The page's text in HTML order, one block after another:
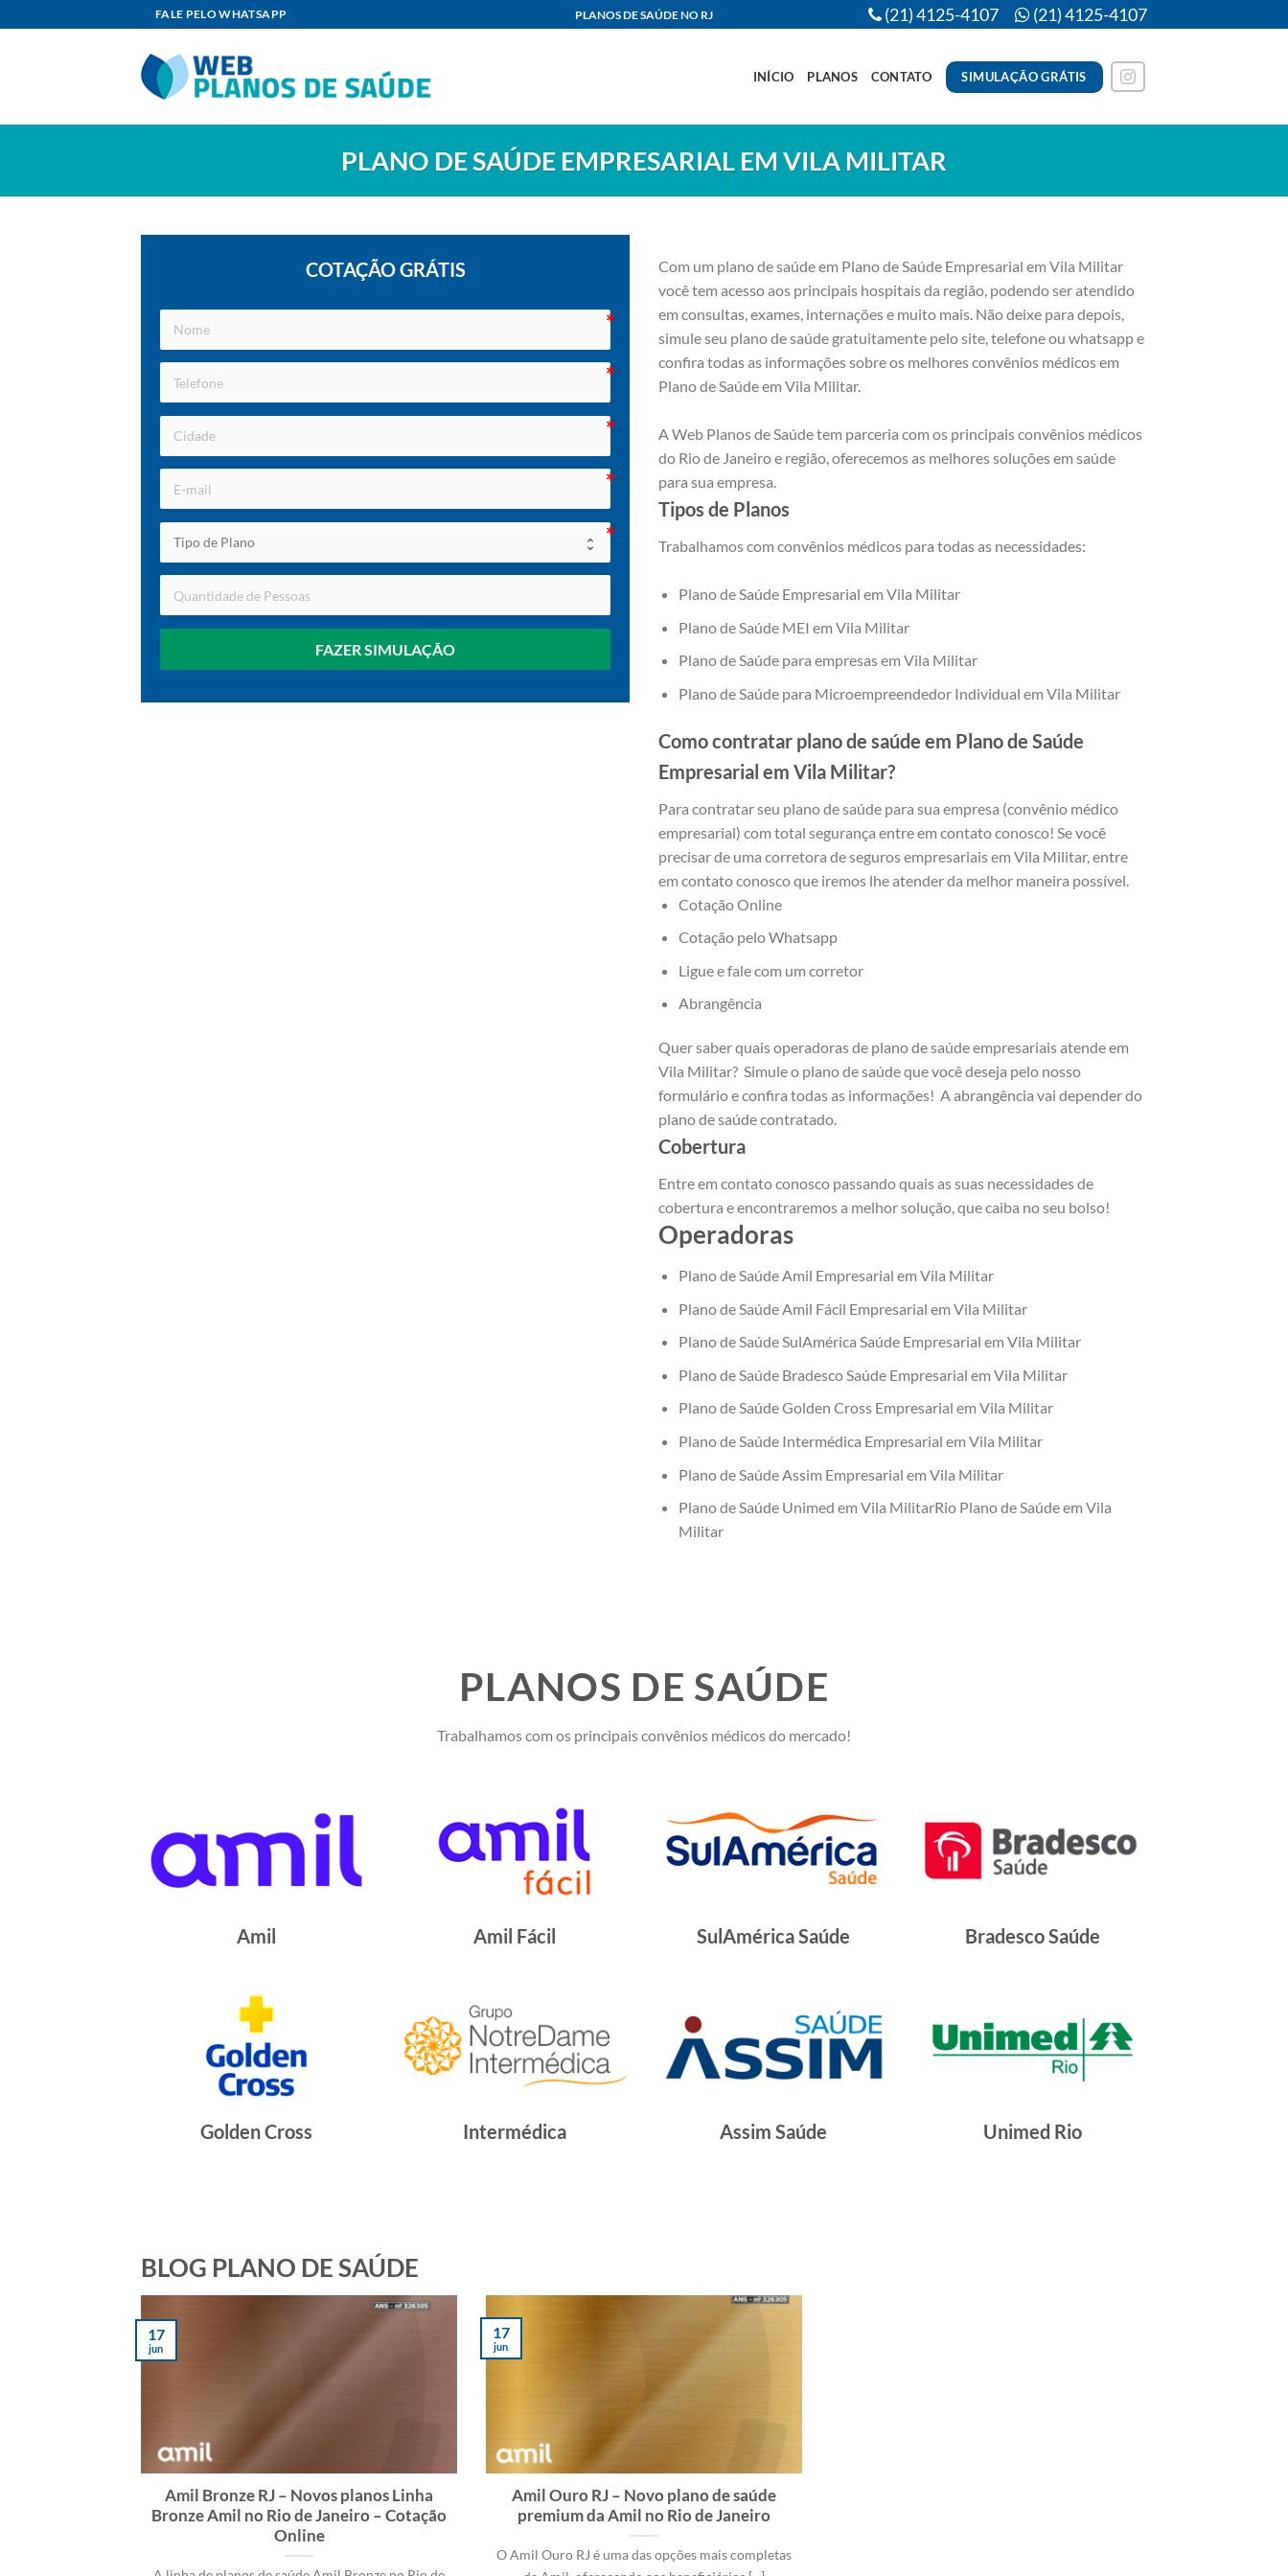
FALE PELO WHATSAPP PLANOS DE SAÚDE NO RJ (21) 4125-4107 (21) 4125-4107
INÍCIO PLANOS CONTATO SIMULAÇÃO GRÁTIS
PLANO DE SAÚDE EMPRESARIAL EM VILA MILITAR
COTAÇÃO GRÁTIS
FAZER SIMULAÇÃO
Com um plano de saúde em Plano de Saúde Empresarial em Vila Militar
você tem acesso aos principais hospitais da região, podendo ser atendido
em consultas, exames, internações e muito mais. Não deixe para depois,
simule seu plano de saúde gratuitamente pelo site, telefone ou whatsapp e
confira todas as informações sobre os melhores convênios médicos em
Plano de Saúde em Vila Militar.
A Web Planos de Saúde tem parceria com os principais convênios médicos
do Rio de Janeiro e região, oferecemos as melhores soluções em saúde
para sua empresa.
Tipos de Planos
Trabalhamos com convênios médicos para todas as necessidades:
Plano de Saúde Empresarial em Vila Militar
Plano de Saúde MEI em Vila Militar
Plano de Saúde para empresas em Vila Militar
Plano de Saúde para Microempreendedor Individual em Vila Militar
Como contratar plano de saúde em Plano de Saúde
Empresarial em Vila Militar?
Para contratar seu plano de saúde para sua empresa (convênio médico
empresarial) com total segurança entre em contato conosco! Se você
precisar de uma corretora de seguros empresariais em Vila Militar, entre
em contato conosco que iremos lhe atender da melhor maneira possível.
Cotação Online
Cotação pelo Whatsapp
Ligue e fale com um corretor
Abrangência
Quer saber quais operadoras de plano de saúde empresariais atende em
Vila Militar? Simule o plano de saúde que você deseja pelo nosso
formulário e confira todas as informações! A abrangência vai depender do
plano de saúde contratado.
Cobertura
Entre em contato conosco passando quais as suas necessidades de
cobertura e encontraremos a melhor solução, que caiba no seu bolso!
Operadoras
Plano de Saúde Amil Empresarial em Vila Militar
Plano de Saúde Amil Fácil Empresarial em Vila Militar
Plano de Saúde SulAmérica Saúde Empresarial em Vila Militar
Plano de Saúde Bradesco Saúde Empresarial em Vila Militar
Plano de Saúde Golden Cross Empresarial em Vila Militar
Plano de Saúde Intermédica Empresarial em Vila Militar
Plano de Saúde Assim Empresarial em Vila Militar
Plano de Saúde Unimed em Vila MilitarRio Plano de Saúde em Vila
Militar
PLANOS DE SAÚDE
Trabalhamos com os principais convênios médicos do mercado!
Amil Amil Fácil SulAmérica Saúde Bradesco Saúde
Golden Cross Intermédica Assim Saúde Unimed Rio
BLOG PLANO DE SAÚDE
Amil Bronze RJ – Novos planos Linha
Bronze Amil no Rio de Janeiro – Cotação
Online
17
jun
Amil Ouro RJ – Novo plano de saúde
premium da Amil no Rio de Janeiro
O Amil Ouro RJ é uma das opções mais completas
17
jun